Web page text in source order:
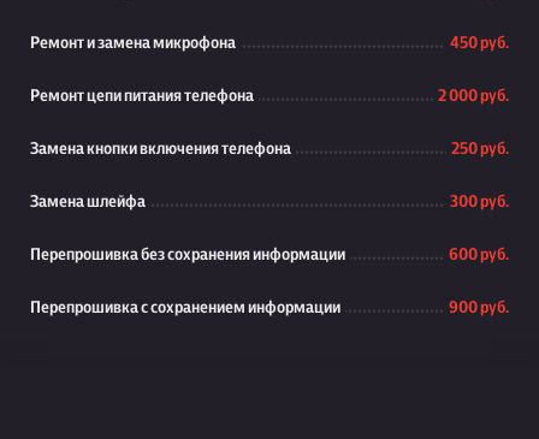
Ремонт и замена микрофона 450 руб.
Ремонт цепи питания телефона 2 000 руб.
Замена кнопки включения телефона 250 руб.
Замена шлейфа 300 руб.
Перепрошивка без сохранения информации 600 руб.
Перепрошивка с сохранением информации 900 руб.